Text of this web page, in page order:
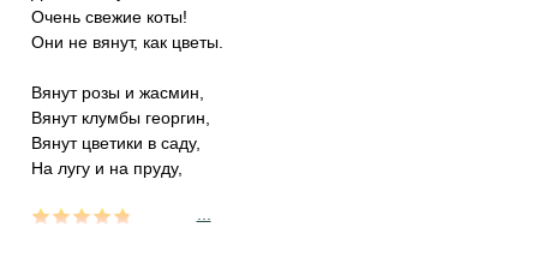
Очень свежие коты!
Они не вянут, как цветы.
Вянут розы и жасмин,
Вянут клумбы георгин,
Вянут цветики в саду,
Hа лугу и на пруду,